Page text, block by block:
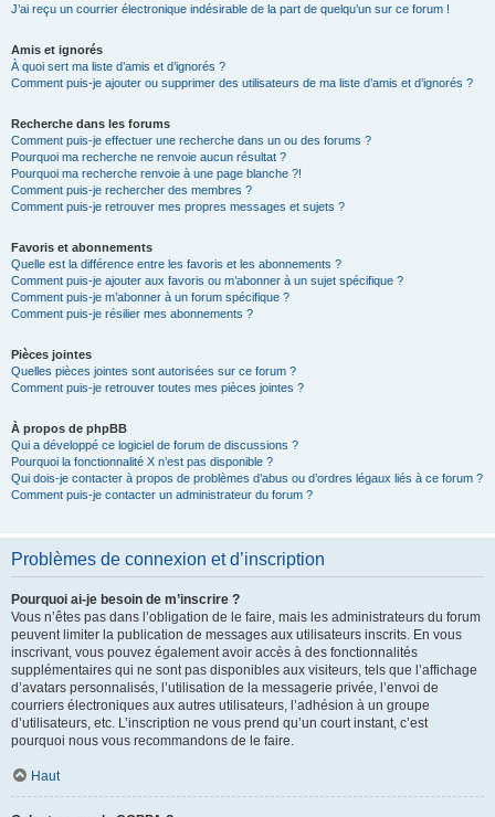
J’ai reçu un courrier électronique indésirable de la part de quelqu’un sur ce forum !
Amis et ignorés
À quoi sert ma liste d’amis et d’ignorés ?
Comment puis-je ajouter ou supprimer des utilisateurs de ma liste d’amis et d’ignorés ?
Recherche dans les forums
Comment puis-je effectuer une recherche dans un ou des forums ?
Pourquoi ma recherche ne renvoie aucun résultat ?
Pourquoi ma recherche renvoie à une page blanche ?!
Comment puis-je rechercher des membres ?
Comment puis-je retrouver mes propres messages et sujets ?
Favoris et abonnements
Quelle est la différence entre les favoris et les abonnements ?
Comment puis-je ajouter aux favoris ou m’abonner à un sujet spécifique ?
Comment puis-je m’abonner à un forum spécifique ?
Comment puis-je résilier mes abonnements ?
Pièces jointes
Quelles pièces jointes sont autorisées sur ce forum ?
Comment puis-je retrouver toutes mes pièces jointes ?
À propos de phpBB
Qui a développé ce logiciel de forum de discussions ?
Pourquoi la fonctionnalité X n’est pas disponible ?
Qui dois-je contacter à propos de problèmes d’abus ou d’ordres légaux liés à ce forum ?
Comment puis-je contacter un administrateur du forum ?
Problèmes de connexion et d’inscription
Pourquoi ai-je besoin de m’inscrire ?
Vous n’êtes pas dans l’obligation de le faire, mais les administrateurs du forum
peuvent limiter la publication de messages aux utilisateurs inscrits. En vous
inscrivant, vous pouvez également avoir accès à des fonctionnalités
supplémentaires qui ne sont pas disponibles aux visiteurs, tels que l’affichage
d’avatars personnalisés, l’utilisation de la messagerie privée, l’envoi de
courriers électroniques aux autres utilisateurs, l’adhésion à un groupe
d’utilisateurs, etc. L’inscription ne vous prend qu’un court instant, c’est
pourquoi nous vous recommandons de le faire.
Haut